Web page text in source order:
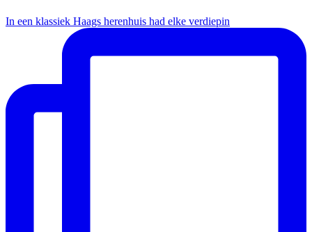
In een klassiek Haags herenhuis had elke verdiepin